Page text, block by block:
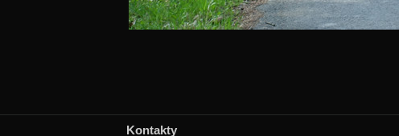
Kontakty